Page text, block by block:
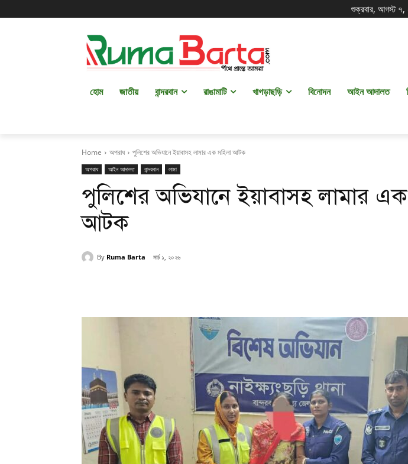
শুক্রবার, আগস্ট ৭,
হোম জাতীয় বান্দরবান রাঙামাটি খাগড়াছড়ি বিনোদন আইন আদালত
Home অপরাধ পুলিশের অভিযানে ইয়াবাসহ লামার এক মহিলা আটক
অপরাধ আইন আদালত বান্দরবান লামা
পুলিশের অভিযানে ইয়াবাসহ লামার
আটক
By Ruma Barta মার্চ ১, ২০২৬